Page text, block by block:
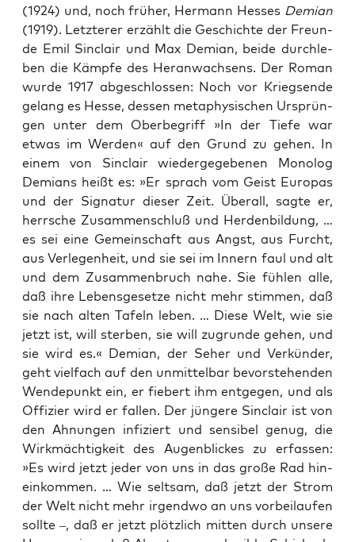
(1924) und, noch frü­her, Her­mann Hes­ses Demi­an
(1919). Letz­te­rer erzählt die Geschich­te der Freun­
de Emil Sin­clair und Max Demi­an, bei­de durch­le­
ben die Kämp­fe des Her­an­wach­sens. Der Roman
wur­de 1917 abge­schlos­sen: Noch vor Kriegs­en­de
gelang es Hes­se, des­sen meta­phy­si­schen Ursprün­
gen unter dem Ober­be­griff »In der Tie­fe war
etwas im Wer­den« auf den Grund zu gehen. In
einem von Sin­clair wie­der­ge­ge­be­nen Mono­log
Demi­ans heißt es: »Er sprach vom Geist Euro­pas
und der Signa­tur die­ser Zeit. Über­all, sag­te er,
herr­sche Zusam­men­schluß und Her­den­bil­dung, …
es sei eine Gemein­schaft aus Angst, aus Furcht,
aus Ver­le­gen­heit, und sie sei im Innern faul und alt
und dem Zusam­men­bruch nahe. Sie füh­len alle,
daß ihre Lebens­ge­set­ze nicht mehr stim­men, daß
sie nach alten Tafeln leben. … Die­se Welt, wie sie
jetzt ist, will ster­ben, sie will zugrun­de gehen, und
sie wird es.« Demi­an, der Seher und Ver­kün­der,
geht viel­fach auf den unmit­tel­bar bevor­ste­hen­den
Wen­de­punkt ein, er fie­bert ihm ent­ge­gen, und als
Offi­zier wird er fal­len. Der jün­ge­re Sin­clair ist von
den Ahnun­gen infi­ziert und sen­si­bel genug, die
Wirk­mäch­tig­keit des Augen­bli­ckes zu erfas­sen:
»Es wird jetzt jeder von uns in das gro­ße Rad hin­
ein­kom­men. … Wie selt­sam, daß jetzt der Strom
der Welt nicht mehr irgend­wo an uns vor­bei­lau­fen
soll­te –, daß er jetzt plötz­lich mit­ten durch unse­re